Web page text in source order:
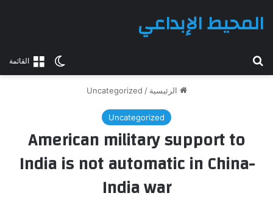
القائمةالوضع
المحيط الإبداعي
الرئيسية /
Uncategorized
Uncategorized
American military support to
India is not automatic in China-
India war